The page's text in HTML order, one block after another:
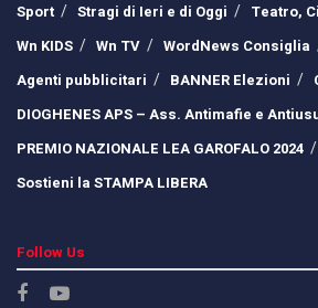
Sport
Stragi di Ieri e di Oggi
Teatro,
Wn KIDS
Wn TV WordNews Consiglia
Agenti pubblicitari
BANNER Elezioni
DIOGHENES APS – Ass. Antimafie e
PREMIO NAZIONALE LEA GAROFALO 2024
Sostieni la STAMPA LIBERA
Follow Us